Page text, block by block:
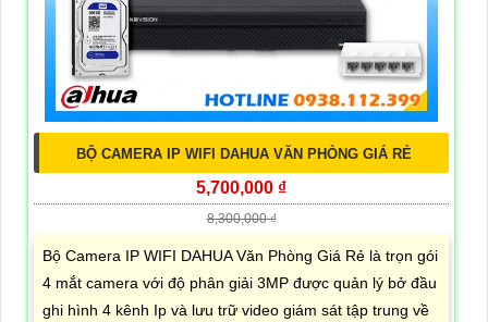
BỘ CAMERA IP WIFI DAHUA VĂN PHÒNG GIÁ RẺ
5,700,000 ₫
8,300,000 ₫
Bộ Camera IP WIFI DAHUA Văn Phòng Giá Rẻ là trọn gói
4 mắt camera với độ phân giải 3MP được quản lý bở đầu
ghi hình 4 kênh Ip và lưu trữ video giám sát tập trung về